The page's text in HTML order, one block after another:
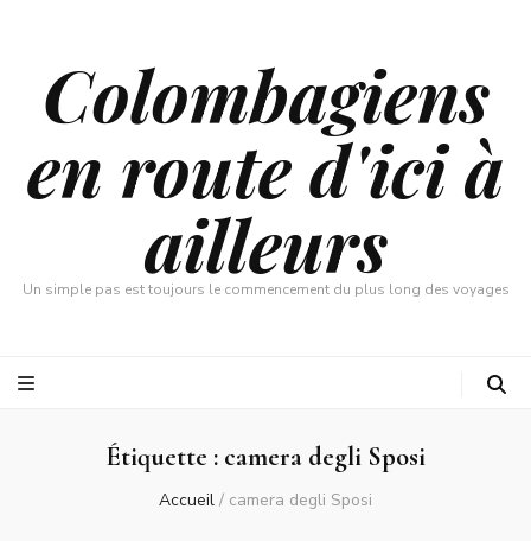
Colombagiens
en route d'ici à
ailleurs
Un simple pas est toujours le commencement du plus long des voyages
Étiquette : camera degli Sposi
Accueil / camera degli Sposi